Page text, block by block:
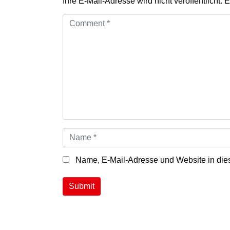
C
N
m
e
Name, E-Mail-Adresse und Website in
Submit